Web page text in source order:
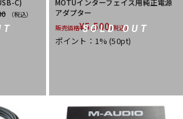
Softube
Sonarworks
SPECTRASONICS
Steven Slate Audio
TRUE DYNA
C)
（税込）
SOLD OUT
MOTUインターフェイス用純正電源
アダプター
販売価格¥5,500(税込)
ポイント：1%(50pt)